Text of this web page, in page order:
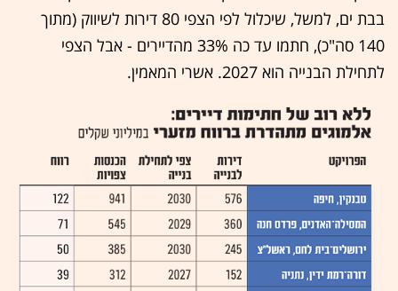
בבת ים, למשל, שיכלול לפי הצפי 80 דירות לשיווק (מתוך
140 סה"כ), חתמו עד כה 33% מהדיירים - אבל הצפי
לתחילת הבנייה הוא 2027. אשרי המאמין.